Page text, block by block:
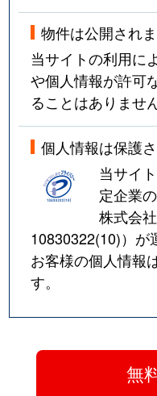
物件は公開され
当サイトの利用に
や個人情報が許可
ることはありません
個人情報は保護
当サイ
定企業
株式会
10830322(10)）が
お客様の個人情報
す。